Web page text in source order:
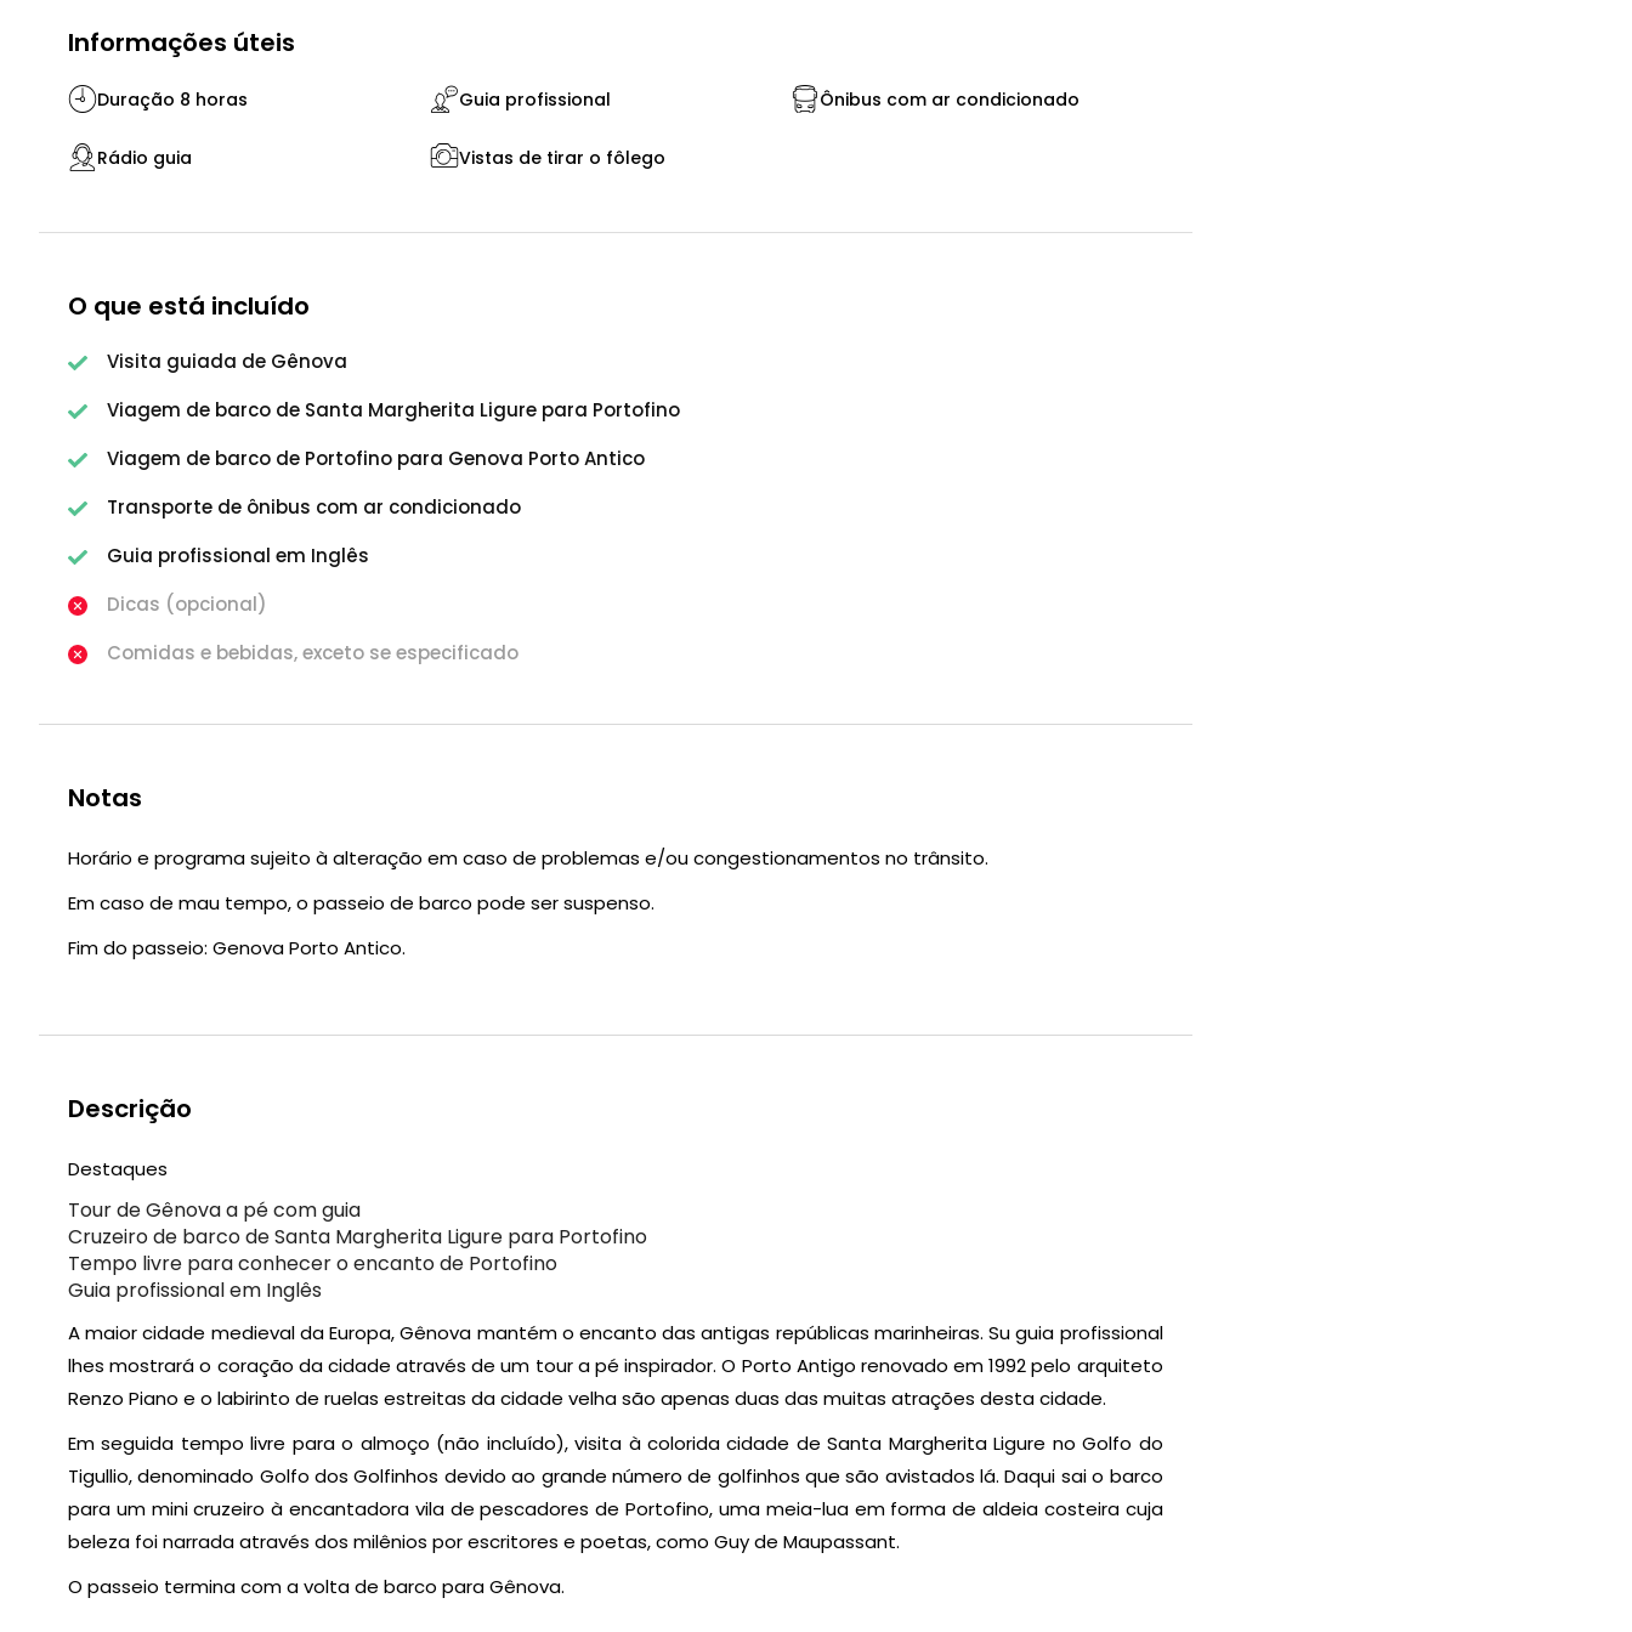
Informações úteis
Duração 8 horas Guia profissional Ônibus com ar condicionado
Rádio guia Vistas de tirar o fôlego
O que está incluído
Visita guiada de Gênova
Viagem de barco de Santa Margherita Ligure para Portofino
Viagem de barco de Portofino para Genova Porto Antico
Transporte de ônibus com ar condicionado
Guia profissional em Inglês
Dicas (opcional)
Comidas e bebidas, exceto se especificado
Notas
Horário e programa sujeito à alteração em caso de problemas e/ou congestionamentos no trânsito.
Em caso de mau tempo, o passeio de barco pode ser suspenso.
Fim do passeio: Genova Porto Antico.
Descrição
Destaques
Tour de Gênova a pé com guia
Cruzeiro de barco de Santa Margherita Ligure para Portofino
Tempo livre para conhecer o encanto de Portofino
Guia profissional em Inglês
A maior cidade medieval da Europa, Gênova mantém o encanto das antigas repúblicas marinheiras. Su guia profissional
lhes mostrará o coração da cidade através de um tour a pé inspirador. O Porto Antigo renovado em 1992 pelo arquiteto
Renzo Piano e o labirinto de ruelas estreitas da cidade velha são apenas duas das muitas atrações desta cidade.
Em seguida tempo livre para o almoço (não incluído), visita à colorida cidade de Santa Margherita Ligure no Golfo do
Tigullio, denominado Golfo dos Golfinhos devido ao grande número de golfinhos que são avistados lá. Daqui sai o barco
para um mini cruzeiro à encantadora vila de pescadores de Portofino, uma meia-lua em forma de aldeia costeira cuja
beleza foi narrada através dos milênios por escritores e poetas, como Guy de Maupassant.
O passeio termina com a volta de barco para Gênova.